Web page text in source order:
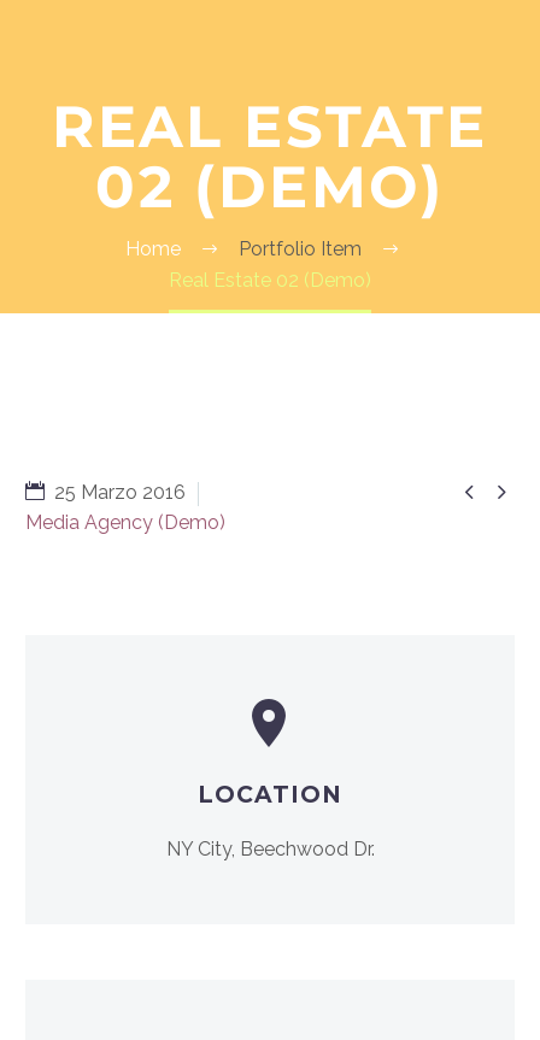
REAL ESTATE
02 (DEMO)
Home
Portfolio Item
Real Estate 02 (Demo)
 
25 Marzo 2016
Media Agency (Demo)


LOCATION
NY City, Beechwood Dr.